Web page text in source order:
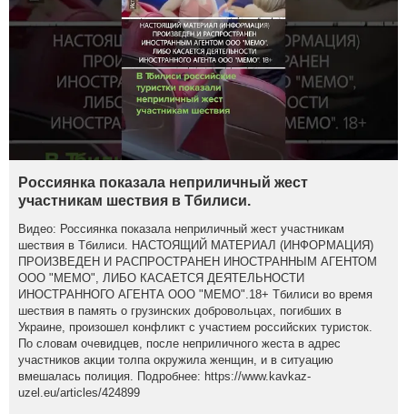
Россиянка показала неприличный жест
участникам шествия в Тбилиси.
Видео: Россиянка показала неприличный жест участникам
шествия в Тбилиси. НАСТОЯЩИЙ МАТЕРИАЛ (ИНФОРМАЦИЯ)
ПРОИЗВЕДЕН И РАСПРОСТРАНЕН ИНОСТРАННЫМ АГЕНТОМ
ООО "МЕМО", ЛИБО КАСАЕТСЯ ДЕЯТЕЛЬНОСТИ
ИНОСТРАННОГО АГЕНТА ООО "МЕМО".18+ Тбилиси во время
шествия в память о грузинских добровольцах, погибших в
Украине, произошел конфликт с участием российских туристок.
По словам очевидцев, после неприличного жеста в адрес
участников акции толпа окружила женщин, и в ситуацию
вмешалась полиция. Подробнее: https://www.kavkaz-
uzel.eu/articles/424899